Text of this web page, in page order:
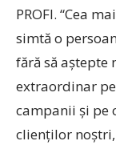
PROFI. “Cea
simtă o
fără să aștepte
extraordinar
campanii și pe
clienților